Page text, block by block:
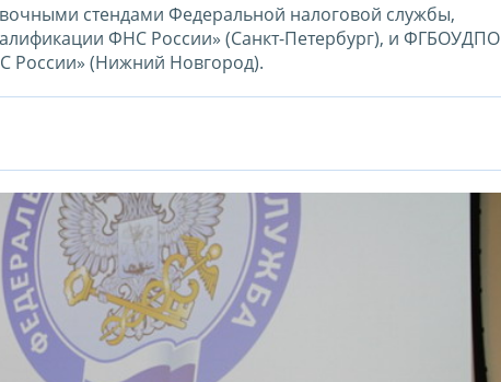
стендами Федеральной налоговой службы,
ФНС России» (Санкт-Петербург), и ФГБОУДПО
России» (Нижний Новгород).